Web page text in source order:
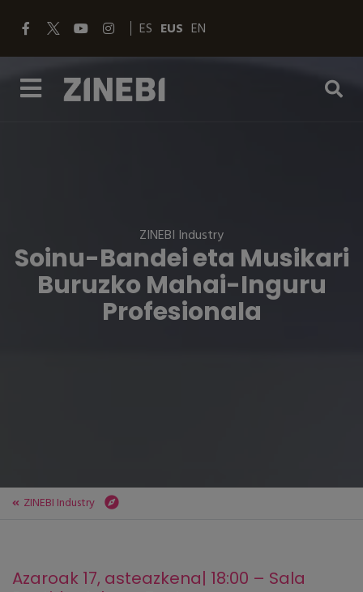
ES EUS EN
ZINEBI Industry
Soinu-Bandei eta Musikari
Buruzko Mahai-Inguru
Profesionala
ZINEBI Industry
Azaroak 17, asteazkena| 18:00 – Sala